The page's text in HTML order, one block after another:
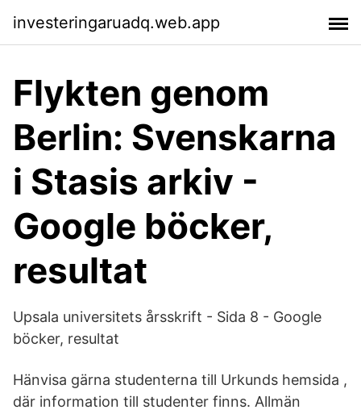
investeringaruadq.web.app
Flykten genom
Berlin: Svenskarna
i Stasis arkiv -
Google böcker,
resultat
Upsala universitets årsskrift - Sida 8 - Google
böcker, resultat
Hänvisa gärna studenterna till Urkunds hemsida ,
där information till studenter finns. Allmän